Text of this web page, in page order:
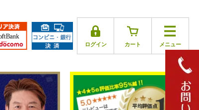
ログイン カート メニュー